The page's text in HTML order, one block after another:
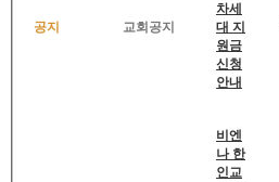
공지 교회공지
차세
대 지
원금
신청
안내
비엔
나 한
인교